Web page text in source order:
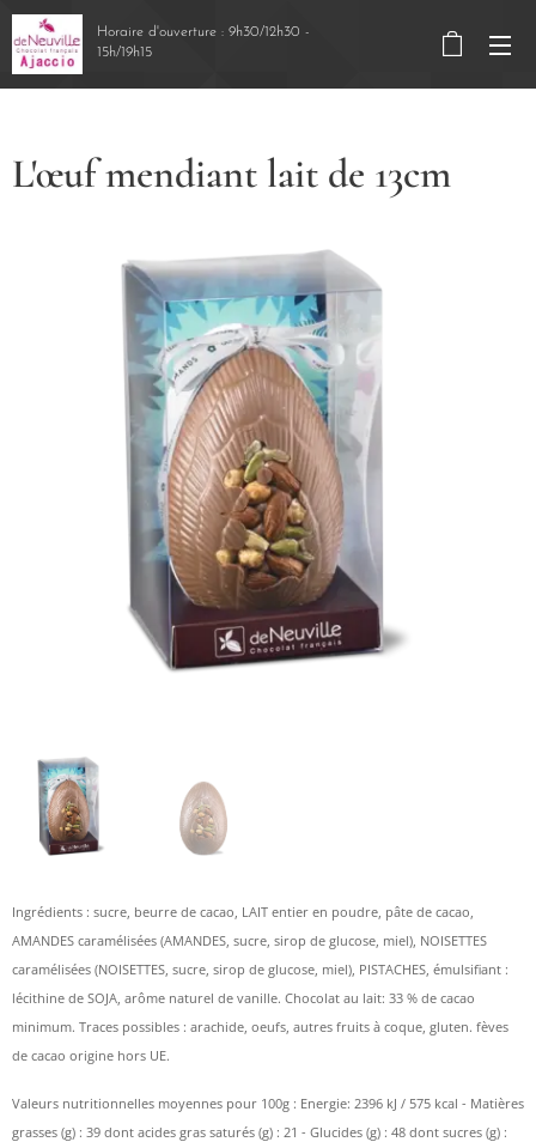
Horaire d'ouverture : 9h30/12h30 -
15h/19h15
L'œuf mendiant lait de 13cm
Ingrédients : sucre, beurre de cacao, LAIT entier en poudre, pâte de cacao,
AMANDES caramélisées (AMANDES, sucre, sirop de glucose, miel), NOISETTES
caramélisées (NOISETTES, sucre, sirop de glucose, miel), PISTACHES, émulsifiant :
lécithine de SOJA, arôme naturel de vanille. Chocolat au lait: 33 % de cacao
minimum. Traces possibles : arachide, oeufs, autres fruits à coque, gluten. fèves
de cacao origine hors UE.
Valeurs nutritionnelles moyennes pour 100g : Energie: 2396 kJ / 575 kcal - Matières
grasses (g) : 39 dont acides gras saturés (g) : 21 - Glucides (g) : 48 dont sucres (g) :